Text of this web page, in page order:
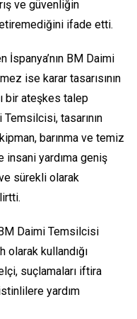
ve güvenliğin
ifade etti.
İspanya’nın BM Daimi
ise karar tasarısının
bir ateşkes talep
tasarının
barınma ve temiz
yardıma geniş
sürekli olarak
Daimi Temsilcisi
olarak kullandığı
suçlamaları iftira
yardım